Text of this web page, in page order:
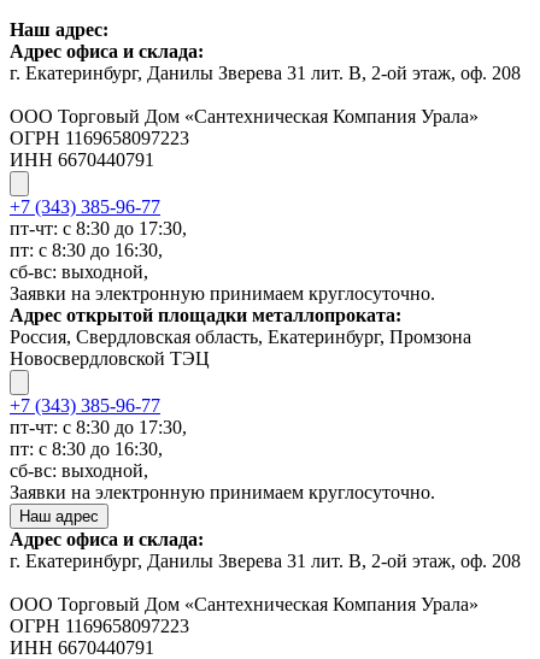
Наш адрес:
Адрес офиса и склада:
г. Екатеринбург, Данилы Зверева 31 лит. В, 2-ой этаж, оф. 208
ООО Торговый Дом «Сантехническая Компания Урала»
ОГРН 1169658097223
ИНН 6670440791
+7 (343) 385-96-77
пт-чт: с 8:30 до 17:30,
пт: с 8:30 до 16:30,
сб-вс: выходной,
Заявки на электронную принимаем круглосуточно.
Адрес открытой площадки металлопроката:
Россия, Свердловская область, Екатеринбург, Промзона
Новосвердловской ТЭЦ
+7 (343) 385-96-77
пт-чт: с 8:30 до 17:30,
пт: с 8:30 до 16:30,
сб-вс: выходной,
Заявки на электронную принимаем круглосуточно.
Наш адрес
Адрес офиса и склада:
г. Екатеринбург, Данилы Зверева 31 лит. В, 2-ой этаж, оф. 208
ООО Торговый Дом «Сантехническая Компания Урала»
ОГРН 1169658097223
ИНН 6670440791